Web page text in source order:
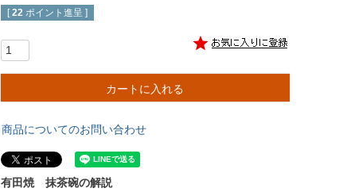
[ 22 ポイント進呈 ]
カートに入れる
商品についてのお問い合わせ
有田焼 抹茶碗の解説